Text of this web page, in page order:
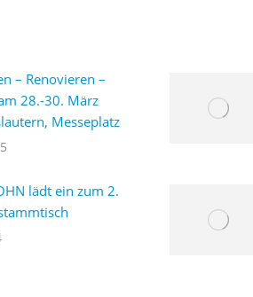
– Renovieren –
28.-30. März
Messeplatz
lädt ein zum 2.